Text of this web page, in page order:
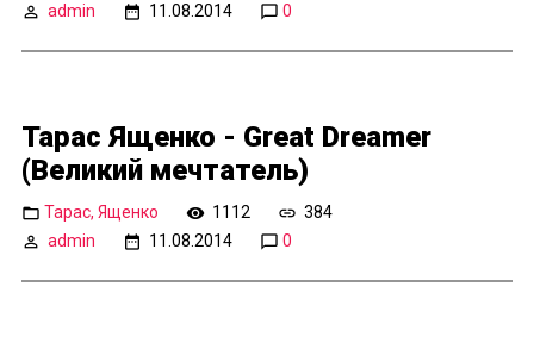
admin
11.08.2014 0
Тарас Ященко - Great Dreamer
(Великий мечтатель)
Тарас, Ященко 1112
384
admin
11.08.2014 0